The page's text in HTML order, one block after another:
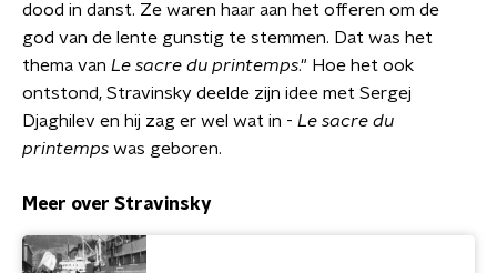
dood in danst. Ze waren haar aan het offeren om de
god van de lente gunstig te stemmen. Dat was het
thema van Le sacre du printemps." Hoe het ook
ontstond, Stravinsky deelde zijn idee met Sergej
Djaghilev en hij zag er wel wat in - Le sacre du
printemps was geboren.
Meer over Stravinsky